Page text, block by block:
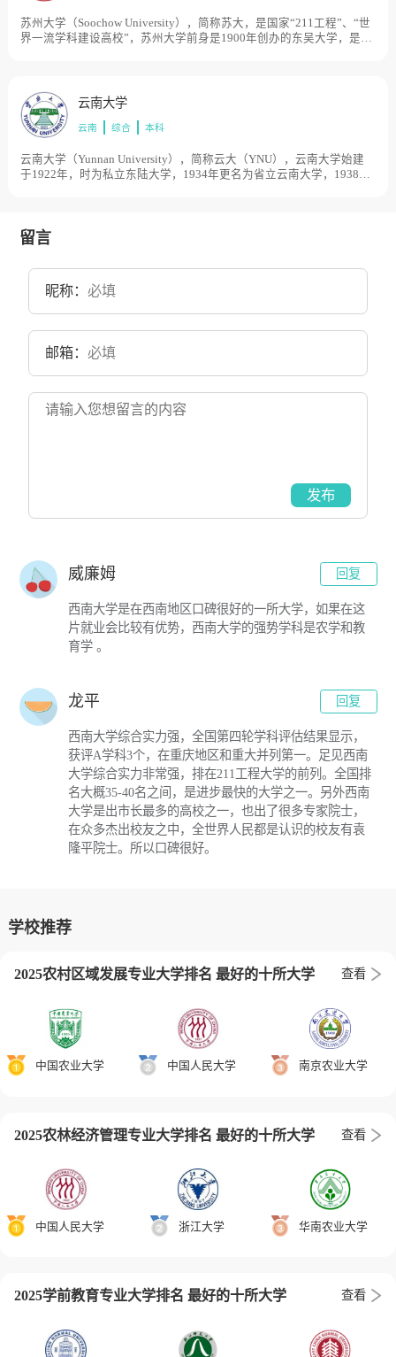
苏州大学（Soochow University），简称苏大，是国家“211工程”、“世
界一流学科建设高校”，苏州大学前身是1900年创办的东吴大学，是中
化教育学院、江南大学的数理系合并组建苏南师范学院，同年更名为
江苏师范学院。1982年，学校更复名苏州大学。其后，苏州蚕桑专科
学校（1995年）、苏州丝绸工学院（1997年）和苏州医学院（2000
云南大学
云南 综合 本科
云南大学（Yunnan University），简称云大（YNU），云南大学始建
于1922年，时为私立东陆大学，1934年更名为省立云南大学，1938年
1978年，云南大学被国务院确定为全国88所重点大学之一。1996年首
留言
昵称：
邮箱：
发布
威廉姆 回复
西南大学是在西南地区口碑很好的一所大学，如果在这
片就业会比较有优势，西南大学的强势学科是农学和教
育学 。
龙平 回复
西南大学综合实力强，全国第四轮学科评估结果显示，
获评A学科3个，在重庆地区和重大并列第一。足见西南
大学综合实力非常强，排在211工程大学的前列。全国排
名大概35-40名之间，是进步最快的大学之一。另外西南
大学是出市长最多的高校之一，也出了很多专家院士，
在众多杰出校友之中，全世界人民都是认识的校友有袁
隆平院士。所以口碑很好。
学校推荐
2025农村区域发展专业大学排名 最好的十所大学 查看
中国农业大学 中国人民大学 南京农业大学
2025农林经济管理专业大学排名 最好的十所大学 查看
中国人民大学 浙江大学 华南农业大学
2025学前教育专业大学排名 最好的十所大学 查看